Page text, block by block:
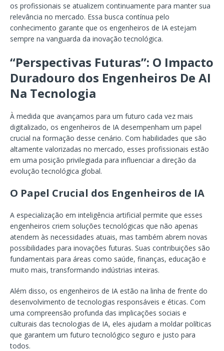
os profissionais se atualizem continuamente para manter sua
relevância no mercado. Essa busca contínua pelo
conhecimento garante que os engenheiros de IA estejam
sempre na vanguarda da inovação tecnológica.
“Perspectivas Futuras”: O Impacto
Duradouro dos Engenheiros De AI
Na Tecnologia
À medida que avançamos para um futuro cada vez mais
digitalizado, os engenheiros de IA desempenham um papel
crucial na formação desse cenário. Com habilidades que são
altamente valorizadas no mercado, esses profissionais estão
em uma posição privilegiada para influenciar a direção da
evolução tecnológica global.
O Papel Crucial dos Engenheiros de IA
A especialização em inteligência artificial permite que esses
engenheiros criem soluções tecnológicas que não apenas
atendem às necessidades atuais, mas também abrem novas
possibilidades para inovações futuras. Suas contribuições são
fundamentais para áreas como saúde, finanças, educação e
muito mais, transformando indústrias inteiras.
Além disso, os engenheiros de IA estão na linha de frente do
desenvolvimento de tecnologias responsáveis e éticas. Com
uma compreensão profunda das implicações sociais e
culturais das tecnologias de IA, eles ajudam a moldar políticas
que garantem um futuro tecnológico seguro e justo para
todos.